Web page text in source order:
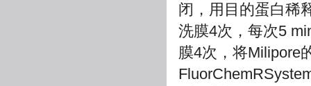
闭，用目的蛋白稀
洗膜4次，每次5
膜4次，将Milipore